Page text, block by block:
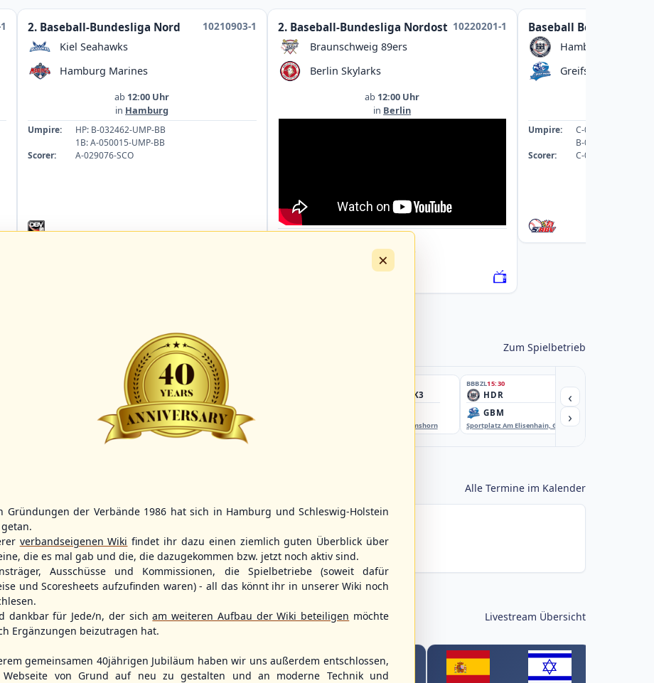
2. Baseball-Bundesliga Nord
10210903-1
Kiel Seahawks
Hamburg Marines
ab 12:00 Uhr
in Hamburg
Umpire:
HP: B-032462-UMP-BB
1B: A-050015-UMP-BB
Scorer:
A-029076-SCO
2. Baseball-Bundesliga Nordost 10220201-1
Braunschweig 89ers
Berlin Skylarks
ab 12:00 Uhr
in Berlin
1B: A-043363-UMP-BB
HP: A-040088-UMP-BB
B-076222-SCO
Baseball Bezirksliga
Hamburg
Greifswald Baltic
Umpire:
C-089059-UMP-BB
B-078542-UMP-BB
Scorer:
C-069253-SCO
Zum Spielbetrieb
Sportplatz Am Elisenhain, Greifswald-Eldena
BBBZL13:00
HWS2
KIL3
Förde Ballpark (Kilia-Sportplätze), Kiel
HSV/HHK3
EBE-Ballpark, Elmshorn
BBBZL15:30
HDR
GBM
Sportplatz Am Elisenhain, Greifswald-Eldena
Förde Ballpark (Kilia-
‹
›
Alle Termine im Kalender
- Group Germany
Livestream Übersicht
×
Gründungen der Verbände 1986 hat sich in Hamburg und Schleswig-Holstein
verbandseigenen Wiki findet ihr dazu einen ziemlich guten Überblick über
die es mal gab und die, die dazugekommen bzw. jetzt noch aktiv sind.
Ausschüsse und Kommissionen, die Spielbetriebe (soweit dafür
und Scoresheets aufzufinden waren) - all das könnt ihr in unserer Wiki noch
dankbar für Jede/n, der sicham weiteren Aufbau der Wiki beteiligen möchte
Ergänzungen beizutragen hat.
gemeinsamen 40jährigen Jubiläum haben wir uns außerdem entschlossen,
Webseite von Grund auf neu zu gestalten und an moderne Technik und